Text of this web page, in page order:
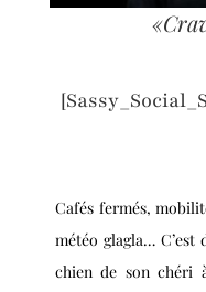
Cafés fermés,
météo glagla… C’est
chien de son chéri